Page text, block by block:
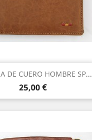
DE CUERO HOMBRE SP...
Precio
25,00 €